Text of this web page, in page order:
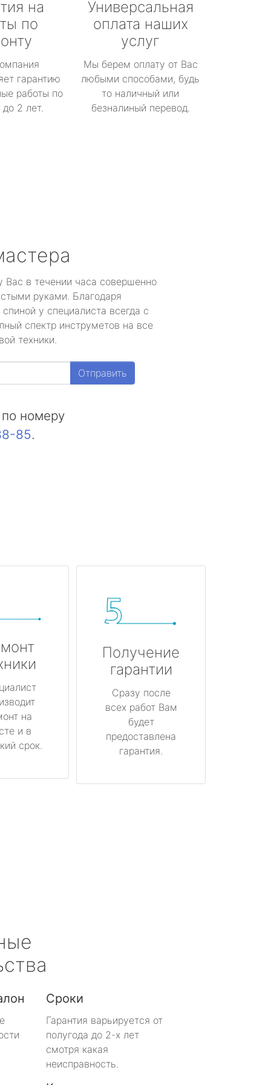
на
по
гарантию
работы по
2 лет.
Универсальная
оплата наших
услуг
Мы берем оплату от Вас
любыми способами, будь
то наличный или
безналиный перевод.
Вас в течении часа совершенно
руками. Благодаря
у специалиста всегда с
спектр инструметов на все
техники.
Отправить
номеру
85.
на
и в
срок.
Получение
гарантии
Сразу после
всех работ Вам
будет
предоставлена
гарантия.
Сроки
Гарантия варьируется от
полугода до 2-х лет
смотря какая
неисправность.